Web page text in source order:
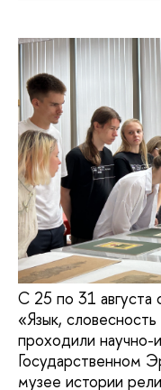
С 25 по 31 августа
«Язык,
проходили научно-
Государственном
музее истории